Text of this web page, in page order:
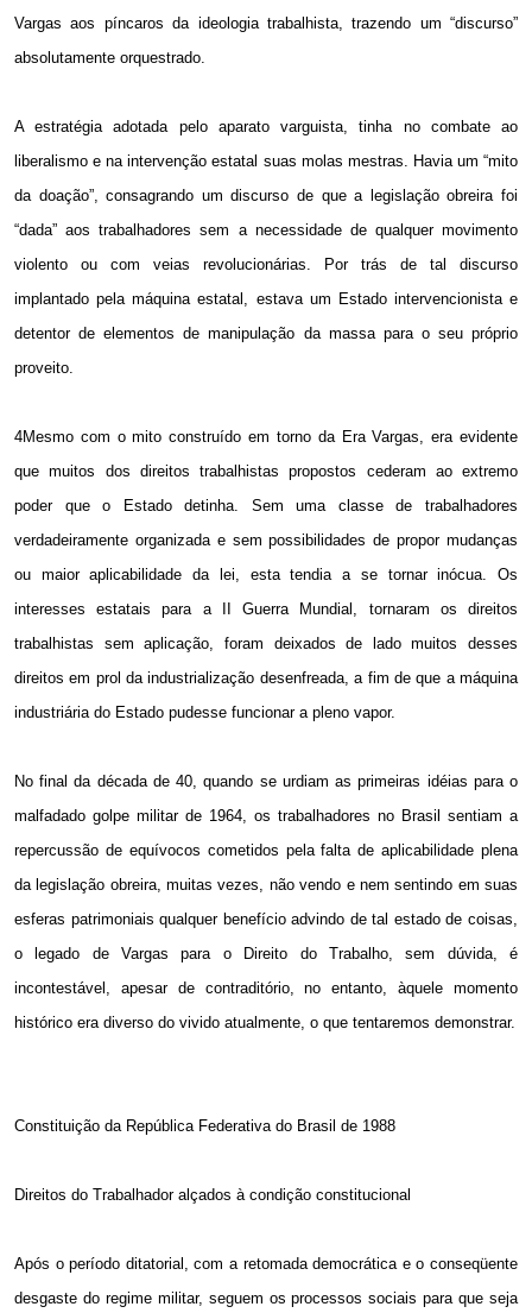
Vargas aos píncaros da ideologia trabalhista, trazendo um “discurso”
absolutamente orquestrado.
A estratégia adotada pelo aparato varguista, tinha no combate ao
liberalismo e na intervenção estatal suas molas mestras. Havia um “mito
da doação”, consagrando um discurso de que a legislação obreira foi
“dada” aos trabalhadores sem a necessidade de qualquer movimento
violento ou com veias revolucionárias. Por trás de tal discurso
implantado pela máquina estatal, estava um Estado intervencionista e
detentor de elementos de manipulação da massa para o seu próprio
proveito.
4Mesmo com o mito construído em torno da Era Vargas, era evidente
que muitos dos direitos trabalhistas propostos cederam ao extremo
poder que o Estado detinha. Sem uma classe de trabalhadores
verdadeiramente organizada e sem possibilidades de propor mudanças
ou maior aplicabilidade da lei, esta tendia a se tornar inócua. Os
interesses estatais para a II Guerra Mundial, tornaram os direitos
trabalhistas sem aplicação, foram deixados de lado muitos desses
direitos em prol da industrialização desenfreada, a fim de que a máquina
industriária do Estado pudesse funcionar a pleno vapor.
No final da década de 40, quando se urdiam as primeiras idéias para o
malfadado golpe militar de 1964, os trabalhadores no Brasil sentiam a
repercussão de equívocos cometidos pela falta de aplicabilidade plena
da legislação obreira, muitas vezes, não vendo e nem sentindo em suas
esferas patrimoniais qualquer benefício advindo de tal estado de coisas,
o legado de Vargas para o Direito do Trabalho, sem dúvida, é
incontestável, apesar de contraditório, no entanto, àquele momento
histórico era diverso do vivido atualmente, o que tentaremos demonstrar.
Constituição da República Federativa do Brasil de 1988
Direitos do Trabalhador alçados à condição constitucional
Após o período ditatorial, com a retomada democrática e o conseqüente
desgaste do regime militar, seguem os processos sociais para que seja